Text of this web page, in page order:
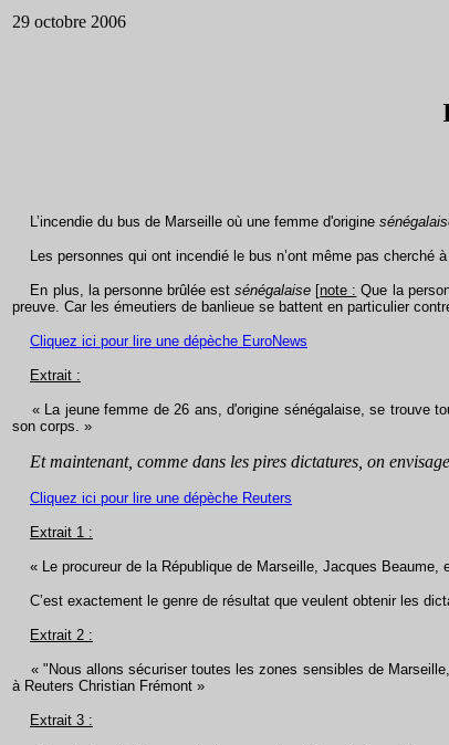
29 octobre 2006
L’incendie du bus de Marseille où une femme d'origine
Les personnes qui ont incendié le bus n’ont même pas cherché
En plus, la personne brûlée estsénégalaise [note : Que la
preuve. Car les émeutiers de banlieue se battent en particulier
Cliquez ici pour lire une dépèche EuroNews
Extrait :
« La jeune femme de 26 ans, d'origine sénégalaise, se trouve
son corps. »
Et maintenant, comme dans les pires dictatures, on
Cliquez ici pour lire une dépèche Reuters
Extrait 1 :
« Le procureur de la République de Marseille, Jacques Beaume,
C’est exactement le genre de résultat que veulent obtenir les
Extrait 2 :
« "Nous allons sécuriser toutes les zones sensibles de
à Reuters Christian Frémont »
Extrait 3 :